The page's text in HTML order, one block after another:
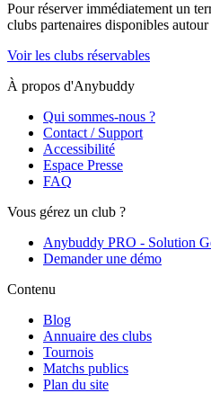
Pour réserver immédiatement un
clubs partenaires disponibles autour
Voir les clubs réservables
À propos d'Anybuddy
Qui sommes-nous ?
Contact / Support
Accessibilité
Espace Presse
FAQ
Vous gérez un club ?
Anybuddy PRO - Solution
Demander une démo
Contenu
Blog
Annuaire des clubs
Tournois
Matchs publics
Plan du site